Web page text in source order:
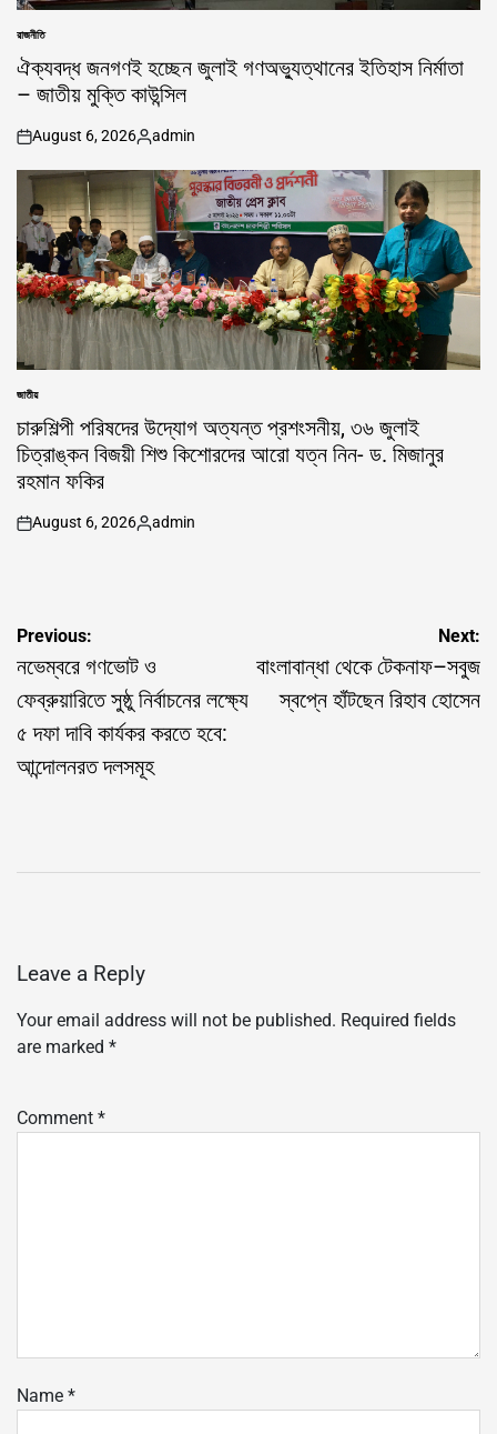
POSTED
IN
রাজনীতি
ঐক্যবদ্ধ জনগণই হচ্ছেন জুলাই গণঅভ্যুত্থানের ইতিহাস নির্মাতা
– জাতীয় মুক্তি কাউন্সিল
on
August 6, 2026
Posted
by
admin
POSTED
জাতীয়
চারুশিল্পী পরিষদের উদ্যোগ অত্যন্ত প্রশংসনীয়, ৩৬ জুলাই
চিত্রাঙ্কন বিজয়ী শিশু কিশোরদের আরো যত্ন নিন- ড. মিজানুর
রহমান ফকির
on
August 6, 2026
Posted
admin
Post
navigation
Previous:
নভেম্বরে গণভোট ও
ফেব্রুয়ারিতে সুষ্ঠু নির্বাচনের লক্ষ্যে
৫ দফা দাবি কার্যকর করতে হবে:
আন্দোলনরত দলসমূহ
Next:
বাংলাবান্ধা থেকে টেকনাফ–সবুজ
স্বপ্নে হাঁটছেন রিহাব হোসেন
Leave a Reply
Your email address will not be published. Required fields
are marked *
Comment *
Name *